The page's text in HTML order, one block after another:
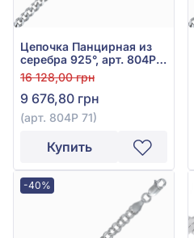
Цепочка Панцирная из
серебра 925°, арт. 804Р
71
16 128,00 грн
9 676,80 грн
(арт. 804Р 71)
Купить
-40%